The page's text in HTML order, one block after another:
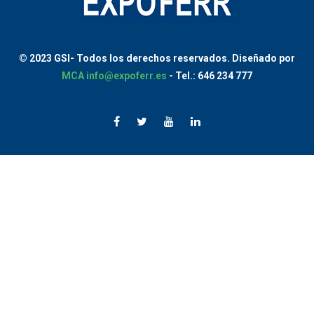
© 2023 GSI- Todos los derechos reservados. Diseñado por
MCA info@expoferr.es - Tel.: 646 234 777